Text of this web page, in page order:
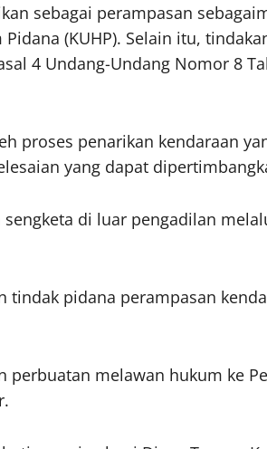
sebagai perampasan
(KUHP). Selain itu,
4 Undang-Undang Nomor 8
proses penarikan kendaraan
yang dapat
di luar pengadilan
tindak pidana perampasan
perbuatan melawan hukum ke